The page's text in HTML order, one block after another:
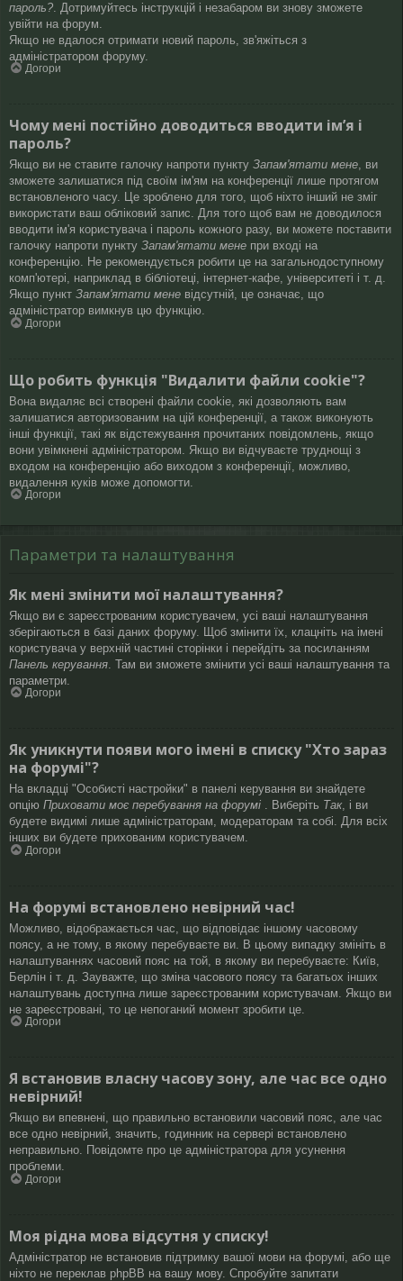
пароль? . Дотримуйтесь інструкцій і незабаром ви знову зможете
увійти на форум.
Якщо не вдалося отримати новий пароль, зв'яжіться з
адміністратором форуму.
Догори
Чому мені постійно доводиться вводити ім’я і
пароль?
Якщо ви не ставите галочку напроти пункту Запам'ятати мене, ви
зможете залишатися під своїм ім'ям на конференції лише протягом
встановленого часу. Це зроблено для того, щоб ніхто інший не зміг
використати ваш обліковий запис. Для того щоб вам не доводилося
вводити ім'я користувача і пароль кожного разу, ви можете поставити
галочку напроти пункту Запам'ятати мене при вході на
конференцію. Не рекомендується робити це на загальнодоступному
комп'ютері, наприклад в бібліотеці, інтернет-кафе, університеті і т. д.
Якщо пункт Запам'ятати мене відсутній, це означає, що
адміністратор вимкнув цю функцію.
Догори
Що робить функція "Видалити файли cookie"?
Вона видаляє всі створені файли cookie, які дозволяють вам
залишатися авторизованим на цій конференції, а також виконують
інші функції, такі як відстежування прочитаних повідомлень, якщо
вони увімкнені адміністратором. Якщо ви відчуваєте труднощі з
входом на конференцію або виходом з конференції, можливо,
видалення куків може допомогти.
Догори
Параметри та налаштування
Як мені змінити мої налаштування?
Якщо ви є зареєстрованим користувачем, усі ваші налаштування
зберігаються в базі даних форуму. Щоб змінити їх, клацніть на імені
користувача у верхній частині сторінки і перейдіть за посиланням
Панель керування . Там ви зможете змінити усі ваші налаштування та
параметри.
Догори
Як уникнути появи мого імені в списку "Хто зараз
на форумі"?
На вкладці "Особисті настройки" в панелі керування ви знайдете
опцію Приховати моє перебування на форумі . Виберіть Так, і ви
будете видимі лише адміністраторам, модераторам та собі. Для всіх
інших ви будете прихованим користувачем.
Догори
На форумі встановлено невірний час!
Можливо, відображається час, що відповідає іншому часовому
поясу, а не тому, в якому перебуваєте ви. В цьому випадку змініть в
налаштуваннях часовий пояс на той, в якому ви перебуваєте: Київ,
Берлін і т. д. Зауважте, що зміна часового поясу та багатьох інших
налаштувань доступна лише зареєстрованим користувачам. Якщо ви
не зареєстровані, то це непоганий момент зробити це.
Догори
Я встановив власну часову зону, але час все одно
невірний!
Якщо ви впевнені, що правильно встановили часовий пояс, але час
все одно невірний, значить, годинник на сервері встановлено
неправильно. Повідомте про це адміністратора для усунення
проблеми.
Догори
Моя рідна мова відсутня у списку!
Адміністратор не встановив підтримку вашої мови на форумі, або ще
ніхто не переклав phpBB на вашу мову. Спробуйте запитати